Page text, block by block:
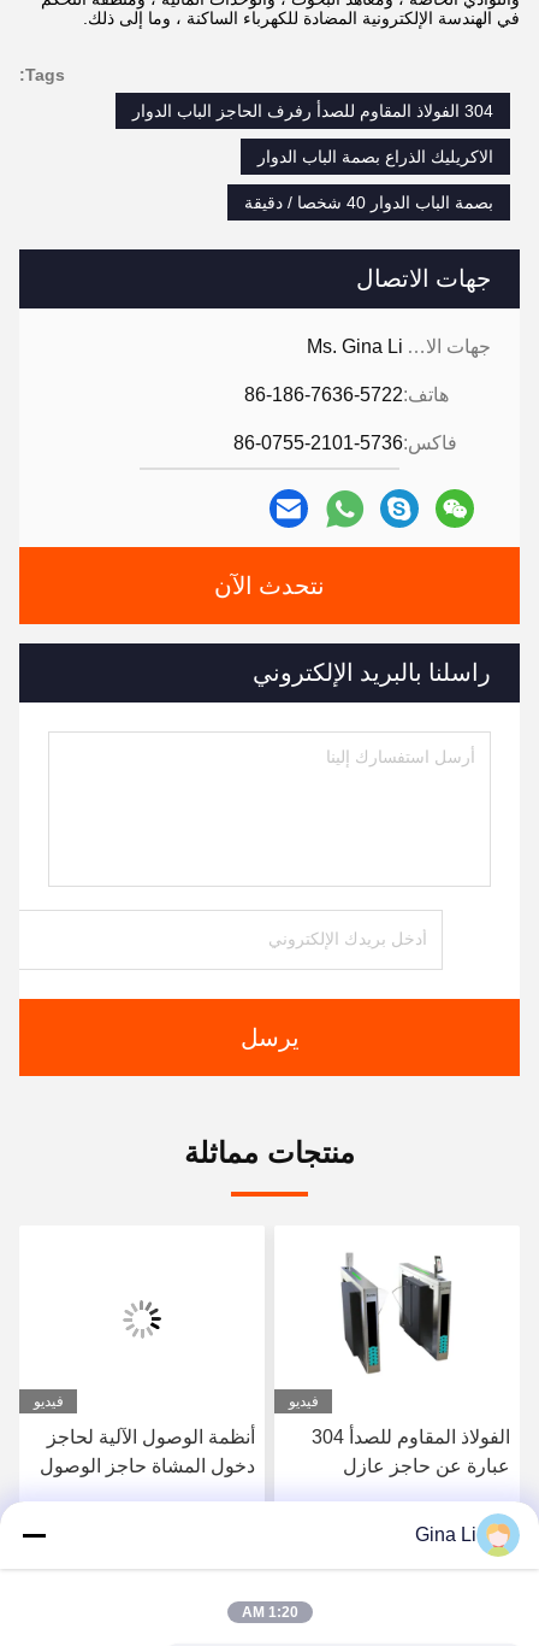
جهات الاتصال
جهات الاتصال: Ms. Gina Li
هاتف:86-186-7636-5722
فاكس:86-0755-2101-5736
نتحدث الآن
راسلنا بالبريد الإلكتروني
يرسل
في الهندسة الإلكترونية المضادة للكهرباء الساكنة ، وما إلى ذلك.
Tags:
304 الفولاذ المقاوم للصدأ رفرف الحاجز الباب الدوار
الاكريليك الذراع بصمة الباب الدوار
بصمة الباب الدوار 40 شخصا / دقيقة
منتجات مماثلة
فيديو
الفولاذ المقاوم للصدأ 304
عبارة عن حاجز عازل
فيديو
أنظمة الوصول الآلية لحاجز
دخول المشاة حاجز الوصول
Gina Li
1:20 AM